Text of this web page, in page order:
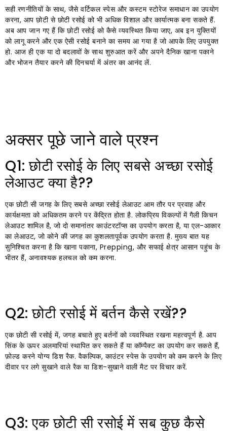
सही रणनीतियों के साथ, जैसे वर्टिकल स्पेस और कस्टम स्टोरेज समाधान का उपयोग
करना, आप छोटी से छोटी रसोई को भी अधिक विशाल और कार्यात्मक बना सकते हैं.
अब आप जान गए हैं कि छोटी रसोई को कैसे व्यवस्थित किया जाए, अब इन युक्तियों
को लागू करने और एक ऐसी रसोई बनाने का समय आ गया है जो आपके लिए उपयुक्त
हो. आज ही एक या दो बदलावों के साथ शुरुआत करें और अपने दैनिक खाना पकाने
और भोजन तैयार करने की दिनचर्या में अंतर का आनंद लें.
अक्सर पूछे जाने वाले प्रश्न
Q1: छोटी रसोई के लिए सबसे अच्छा रसोई
लेआउट क्या है??
एक छोटी सी जगह के लिए सबसे अच्छा रसोई लेआउट आम तौर पर प्रवाह और
कार्यक्षमता को अधिकतम करने पर केंद्रित होता है. लोकप्रिय विकल्पों में गैली किचन
लेआउट शामिल है, जो दो समानांतर काउंटरटॉप्स का उपयोग करता है, या एल-आकार
का लेआउट, जो कोने की जगह का कुशलतापूर्वक उपयोग करता है. मुख्य बात यह
सुनिश्चित करना है कि खाना पकाना, Prepping, और सफाई क्षेत्र आसान पहुंच के
भीतर हैं, अनावश्यक हलचल को कम करना.
Q2: छोटी रसोई में बर्तन कैसे रखें??
एक छोटी सी रसोई में, जगह बचाते हुए बर्तनों को व्यवस्थित रखना महत्वपूर्ण है. आप
सिंक के ऊपर अलमारियां स्थापित कर सकते हैं या कॉम्पैक्ट का उपयोग कर सकते हैं,
फ़ोल्ड करने योग्य डिश रैक. वैकल्पिक, काउंटर स्पेस के उपयोग को कम करने के लिए
दीवार पर लगे सुखाने वाले रैक या डिश-सुखाने वाली मैट पर विचार करें.
Q3: एक छोटी सी रसोई में सब कुछ कैसे